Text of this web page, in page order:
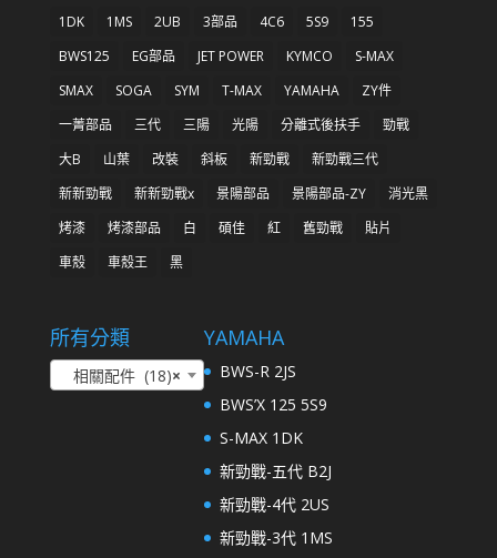
1DK 1MS 2UB 3部品 4C6 5S9
155
BWS125
EG部品 JET POWER KYMCO
S-MAX
SMAX
SOGA SYM T-MAX YAMAHA
ZY件
一菁部品
三代 三陽 光陽 分離式後扶手
勁戰
大B
山葉 改裝 斜板 新勁戰
新勁戰三代
新新勁戰
新新勁戰x 景陽部品 景陽部品-ZY
消光黑
烤漆
烤漆部品 白 碩佳 紅 舊勁戰
貼片
車殼
車殼王 黑
所有分類
×
相關配件 (18)
YAMAHA
BWS-R 2JS
BWS’X 125 5S9
S-MAX 1DK
新勁戰-五代 B2J
新勁戰-4代 2US
新勁戰-3代 1MS